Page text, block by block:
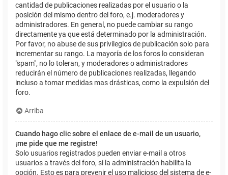
cantidad de publicaciones realizadas por el usuario o la
posición del mismo dentro del foro, e.j. moderadores y
administradores. En general, no puede cambiar su rango
directamente ya que está determinado por la administración.
Por favor, no abuse de sus privilegios de publicación solo para
incrementar su rango. La mayoría de los foros lo consideran
"spam", no lo toleran, y moderadores o administradores
reducirán el número de publicaciones realizadas, llegando
incluso a tomar medidas mas drásticas, como la expulsión del
foro.
Arriba
Cuando hago clic sobre el enlace de e-mail de un usuario,
¡me pide que me registre!
Solo usuarios registrados pueden enviar e-mail a otros
usuarios a través del foro, si la administración habilita la
opción. Esto es para prevenir el uso malicioso del sistema de e-